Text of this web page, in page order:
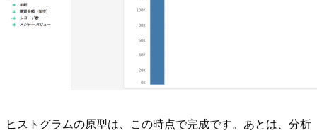
ヒストグラムの原型は、この時点で完成です。あとは、分析